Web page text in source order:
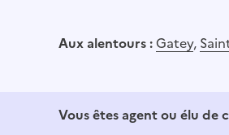
Aux alentours :Gatey,
Vous êtes agent ou élu de